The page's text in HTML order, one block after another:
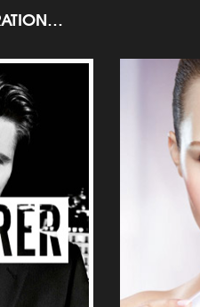
Solo Ombres Duo